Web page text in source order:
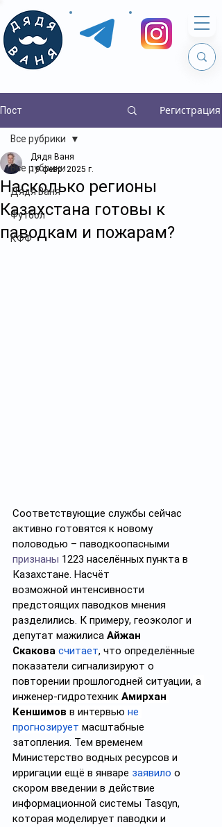
Пост Регистрация
Все рубрики
Дядя Ваня
Футбол
КФФ
Все рубрики
Насколько регионы
Казахстана готовы к
паводкам и пожарам?
Дядя Ваня
19 февр. 2025 г.
Соответствующие службы сейчас
активно готовятся к новому
половодью – паводкоопасными
признаны 1223 населённых пункта в
Казахстане. Насчёт
возможной интенсивности
предстоящих паводков мнения
разделились. К примеру, геоэколог и
депутат мажилиса Айжан
Скакова считает, что определённые
показатели сигнализируют о
повторении прошлогодней ситуации, а
инженер-гидротехник Амирхан
Кеншимов в интервью не
прогнозируeт масштабные
затопления. Тем временем
Министерство водных ресурсов и
ирригации ещё в январе заявило о
скором введении в действие
информационной системы Tasqyn,
которая моделирует паводки и